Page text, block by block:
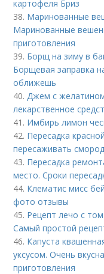
картофеля Бриз
38. Маринованные
Маринованные
приготовления
39. Борщ на зиму в
Борщевая заправка
оближешь
40.Джем с
лекарственное
41. Имбирь лимон
42. Пересадка
пересаживать
43. Пересадка
место. Сроки
44. Клематис мисс
фото отзывы
45. Рецепт лечо с
Самый простой
46. Капуста
уксусом. Очень
приготовления